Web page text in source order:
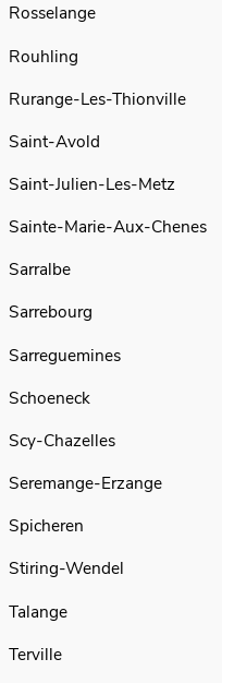
Rosselange
Rouhling
Rurange-Les-Thionville
Saint-Avold
Saint-Julien-Les-Metz
Sainte-Marie-Aux-Chenes
Sarralbe
Sarrebourg
Sarreguemines
Schoeneck
Scy-Chazelles
Seremange-Erzange
Spicheren
Stiring-Wendel
Talange
Terville